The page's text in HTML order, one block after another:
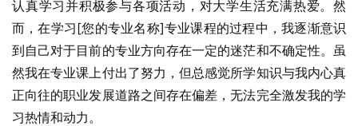
认真学习并积极参与各项活动，对大学生活充满热爱。然
而，在学习[您的专业名称]专业课程的过程中，我逐渐意识
到自己对于目前的专业方向存在一定的迷茫和不确定性。虽
然我在专业课上付出了努力，但总感觉所学知识与我内心真
正向往的职业发展道路之间存在偏差，无法完全激发我的学
习热情和动力。